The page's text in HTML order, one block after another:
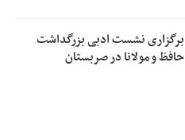
برگزاری نشست ادبی بزرگداشت
حافظ و مولانا در صربستان